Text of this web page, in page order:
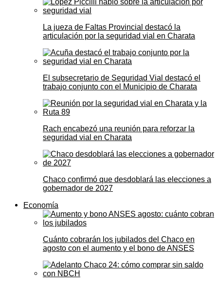
La jueza de Faltas Provincial destacó la
articulación por la seguridad vial en Charata
El subsecretario de Seguridad Vial destacó el
trabajo conjunto con el Municipio de Charata
Rach encabezó una reunión para reforzar la
seguridad vial en Charata
Chaco confirmó que desdoblará las elecciones a
gobernador de 2027
Economía
Cuánto cobrarán los jubilados del Chaco en
agosto con el aumento y el bono de ANSES